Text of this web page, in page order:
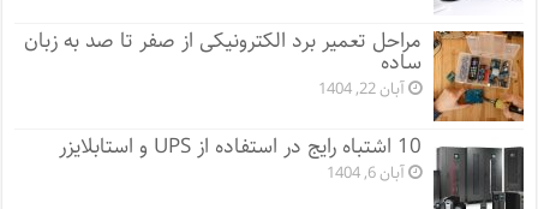
مراحل تعمیر برد الکترونیکی از صفر تا صد به زبان
ساده
آبان 22, 1404
10 اشتباه رایج در استفاده از UPS و استابلایزر
آبان 6, 1404